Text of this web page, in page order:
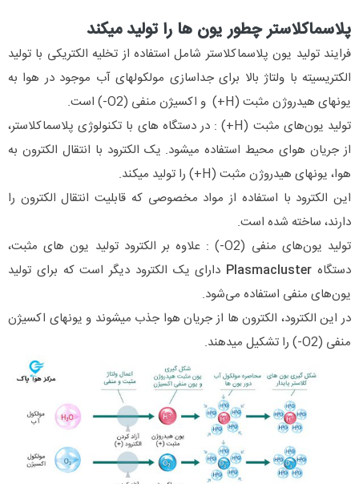
پلاسماکلاستر چطور یون ها را تولید میکند
فرایند تولید یون پلاسماکلاستر شامل استفاده از تخلیه الکتریکی با تولید
الکتریسیته با ولتاژ بالا برای جداسازی مولکولهای آب موجود در هوا به
یونهای هیدروژن مثبت (H+) و اکسیژن منفی (O2-) است.
تولید یون‌های مثبت (H+) : در دستگاه های با تکنولوژی پلاسماکلاستر،
از جریان هوای محیط استفاده میشود. یک الکترود با انتقال الکترون به
هوا، یونهای هیدروژن مثبت (H+) را تولید میکند.
این الکترود با استفاده از مواد مخصوصی که قابلیت انتقال الکترون را
دارند، ساخته شده است.
تولید یون‌های منفی (O2-) : علاوه بر الکترود تولید یون‌ های مثبت،
دستگاه Plasmacluster دارای یک الکترود دیگر است که برای تولید
یون‌های منفی استفاده می‌شود.
در این الکترود، الکترون‌ ها از جریان هوا جذب میشوند و یونهای اکسیژن
منفی (O2-) را تشکیل میدهند.